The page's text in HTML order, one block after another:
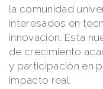
la comunidad
interesados en
innovación. Esta
de crecimiento
y participación en
impacto real.